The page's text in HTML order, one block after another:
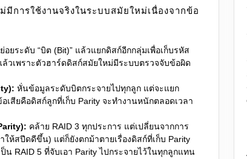
ารใช้งานจริงในระบบสมัยใหม่เนื่องจากข้อ
ยระดับ “บิต (Bit)” แล้วแยกดิสก์อีกกลุ่มเพื่อเก็บรหัส
วเพราะตัวฮาร์ดดิสก์สมัยใหม่มีระบบตรวจจับข้อผิด
หั่นข้อมูลระดับบิตกระจายไปทุกลูก แต่จะแยก
เสียคือดิสก์ลูกที่เก็บ Parity จะทำงานหนักตลอดเวลา
คล้าย RAID 3 ทุกประการ แต่เปลี่ยนจากการ
ให้สปีดดีขึ้น) แต่ก็ยังตกม้าตายเรื่องดิสก์ที่เก็บ Parity
RAID 5 ที่จับเอา Parity ไปกระจายไว้ในทุกลูกแทน